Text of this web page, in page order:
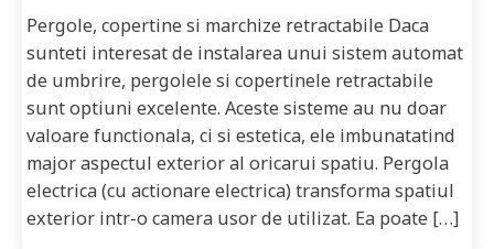
Pergole, copertine si marchize retractabile Daca
sunteti interesat de instalarea unui sistem automat
de umbrire, pergolele si copertinele retractabile
sunt optiuni excelente. Aceste sisteme au nu doar
valoare functionala, ci si estetica, ele imbunatatind
major aspectul exterior al oricarui spatiu. Pergola
electrica (cu actionare electrica) transforma spatiul
exterior intr-o camera usor de utilizat. Ea poate […]